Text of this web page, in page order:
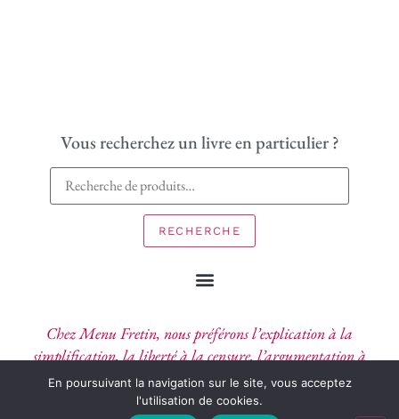
Vous recherchez un livre en particulier ?
RECHERCHE
Chez Menu Fretin, nous préférons l’explication à la
simplification, la liberté à la censure, l’argumentation à
l’affirmation, l’imagination au pouvoir.
En poursuivant la navigation sur le site, vous acceptez
l'utilisation de cookies.